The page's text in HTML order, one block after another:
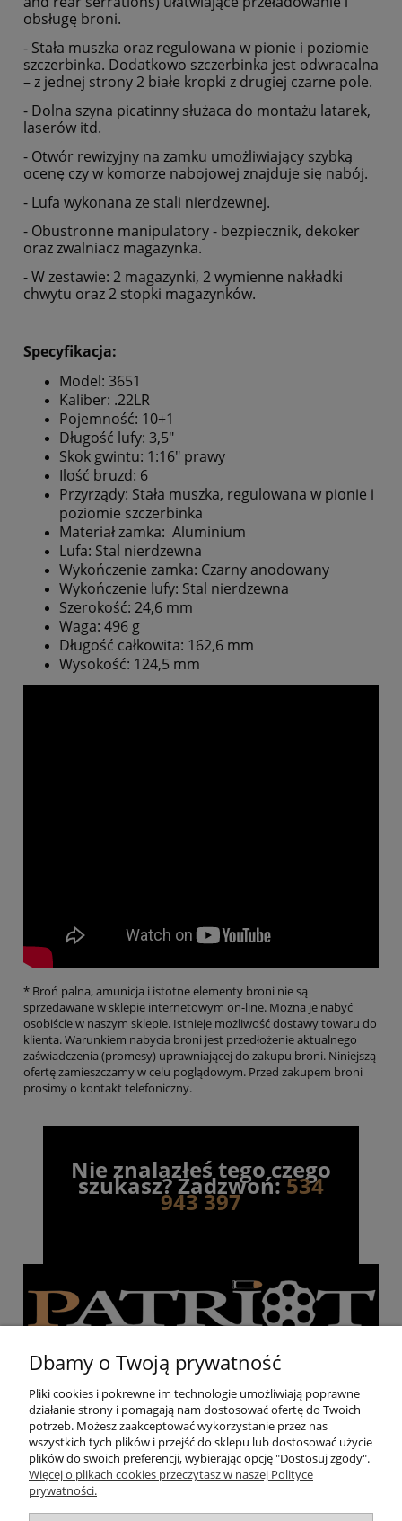
obsługę broni.
- Stała muszka oraz regulowana w pionie i poziomie
szczerbinka. Dodatkowo szczerbinka jest odwracalna
– z jednej strony 2 białe kropki z drugiej czarne pole.
- Dolna szyna picatinny służaca do montażu latarek,
laserów itd.
- Otwór rewizyjny na zamku umożliwiający szybką
ocenę czy w komorze nabojowej znajduje się nabój.
- Lufa wykonana ze stali nierdzewnej.
- Obustronne manipulatory - bezpiecznik, dekoker
oraz zwalniacz magazynka.
- W zestawie: 2 magazynki, 2 wymienne nakładki
chwytu oraz 2 stopki magazynków.
Specyfikacja:
Model: 3651
Kaliber: .22LR
Pojemność: 10+1
Długość lufy: 3,5"
Skok gwintu: 1:16" prawy
Ilość bruzd: 6
Przyrządy: Stała muszka, regulowana w pionie i
poziomie szczerbinka
Materiał zamka: Aluminium
Lufa: Stal nierdzewna
Wykończenie zamka: Czarny anodowany
Wykończenie lufy: Stal nierdzewna
Szerokość: 24,6 mm
Waga: 496 g
Długość całkowita: 162,6 mm
Wysokość: 124,5 mm
* Broń palna, amunicja i istotne elementy broni nie są
sprzedawane w sklepie internetowym on-line. Można je nabyć
osobiście w naszym sklepie. Istnieje możliwość dostawy towaru do
klienta. Warunkiem nabycia broni jest przedłożenie aktualnego
zaświadczenia (promesy) uprawniającej do zakupu broni. Niniejszą
ofertę zamieszczamy w celu poglądowym. Przed zakupem broni
prosimy o kontakt telefoniczny.
Nie znalazłeś tego czego
szukasz? Zadzwoń:534
943 397
Pomoc
Moje konto
Dbamy o Twoją prywatność
Pliki cookies i pokrewne im technologie umożliwiają poprawne
działanie strony i pomagają nam dostosować ofertę do Twoich
potrzeb. Możesz zaakceptować wykorzystanie przez nas
wszystkich tych plików i przejść do sklepu lub dostosować użycie
plików do swoich preferencji, wybierając opcję "Dostosuj zgody".
Więcej o plikach cookies przeczytasz w naszej Polityce
prywatności.